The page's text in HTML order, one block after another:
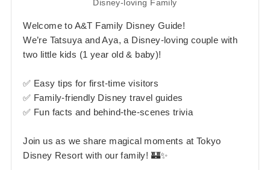
Disney-loving Family
Welcome to A&T Family Disney Guide!
We’re Tatsuya and Aya, a Disney-loving couple with
two little kids (1 year old & baby)!
✅ Easy tips for first-time visitors
✅ Family-friendly Disney travel guides
✅ Fun facts and behind-the-scenes trivia
Join us as we share magical moments at Tokyo
Disney Resort with our family! 🏰✨